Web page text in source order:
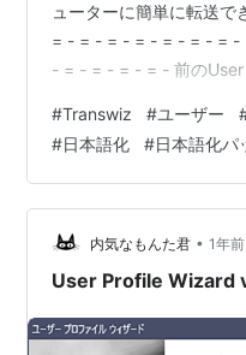
ューターに簡単に転送
= - = - = - = - = - = - =
- = - = - = - = - 前のUser
る。
Files ダウンロード : 日本
#Transwiz #ユーザー
#日本語化 #日本語化パ
内気なもんた君 • 1年前
User Profile Wizard